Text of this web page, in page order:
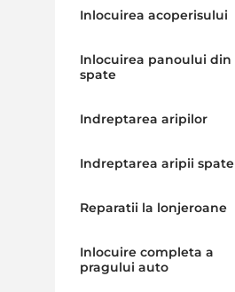
Inlocuirea acoperisului
Inlocuirea panoului din
spate
Indreptarea aripilor
Indreptarea aripii spate
Reparatii la lonjeroane
Inlocuire completa a
pragului auto